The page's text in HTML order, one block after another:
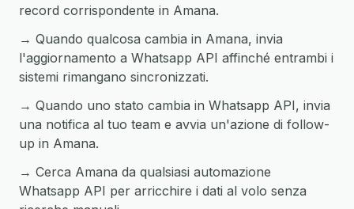
record corrispondente in Amana.
→ Quando qualcosa cambia in Amana, invia
l'aggiornamento a Whatsapp API affinché entrambi i
sistemi rimangano sincronizzati.
→ Quando uno stato cambia in Whatsapp API, invia
una notifica al tuo team e avvia un'azione di follow-
up in Amana.
→ Cerca Amana da qualsiasi automazione
Whatsapp API per arricchire i dati al volo senza